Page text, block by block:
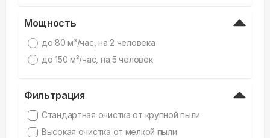
Мощность
дo 80 м³/час, на 2 человека
до 150 м³/час, на 5 человек
Фильтрация
Стандартная очистка от крупной пыли
Высокая очистка от мелкой пыли